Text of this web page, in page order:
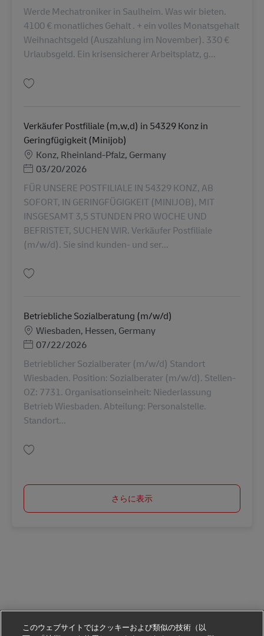
Werde Mechatroniker in Saulheim. Was wir bieten.
4100 € monatliches Gehalt . + ein volles Monatsgehalt
Weihnachtsgeld (Auszahlung im November). 330 €
Urlaubsgeld. Ein krisensicherer Arbeitsplatz, g...
Verkäufer Postfiliale (m,w,d) in 54329 Konz in
Geringfügigkeit (Minijob)
勤務地
Konz, Rheinland-Pfalz, Germany
Posted Date
03/20/2026
FÜR UNSERE POSTFILIALE IN 54329 KONZ, AB
SOFORT, IN GERINGFÜGIGKEIT (MINIJOB), MIT
INSGESAMT 3,5 STUNDEN PRO WOCHE UND
BEFRISTET, SUCHEN WIR. Verkäufer Postfiliale
(m/w/d). Sie sind kunden- und ser...
Betriebliche Sozialberatung (m/w/d)
勤務地
Wiesbaden, Hessen, Germany
Posted Date
07/22/2026
Betrieblicher Sozialberater (m/w/d) Standort
Wiesbaden. Position: Sozialberater (m/w/d). Stellen-
OZ: 7731. Organisationseinheit: Niederlassung
Betrieb Wiesbaden. Abteilung: Personalstelle.
Standort...
さらに表示
このウェブサイトではクッキーおよび類似の技術（以